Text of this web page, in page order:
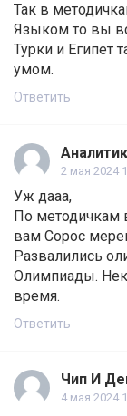
Так в
Языком то вы
Турки и Египет
умом.
Ответить
Аналитик
2 мая 2024
Уж дааа,
По методичкам
вам Сорос
Развалились
Олимпиады.
время.
Ответить
Чип И
4 мая 2024